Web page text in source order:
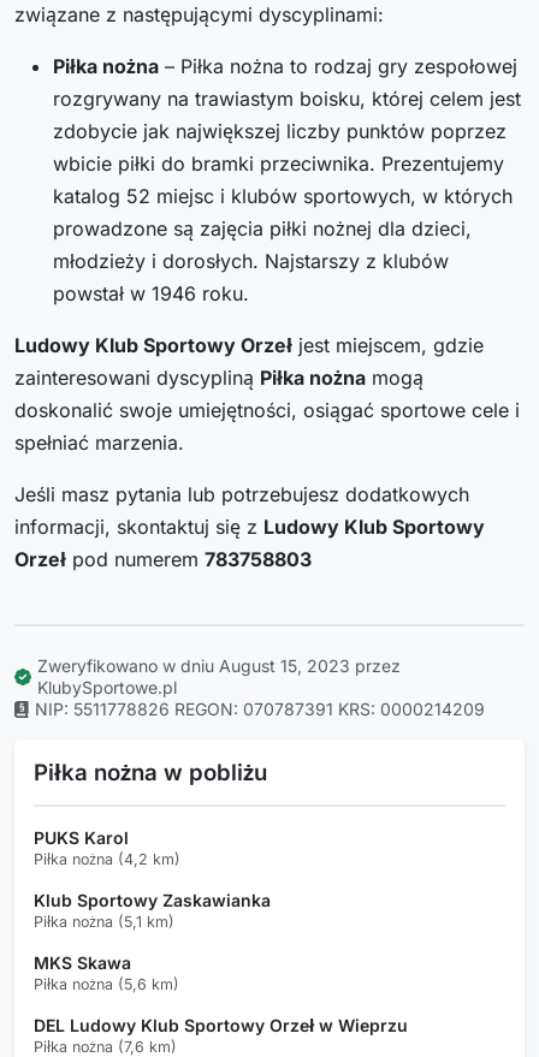
związane z następującymi dyscyplinami:
Piłka nożna – Piłka nożna to rodzaj gry zespołowej
rozgrywany na trawiastym boisku, której celem jest
zdobycie jak największej liczby punktów poprzez
wbicie piłki do bramki przeciwnika. Prezentujemy
katalog 52 miejsc i klubów sportowych, w których
prowadzone są zajęcia piłki nożnej dla dzieci,
młodzieży i dorosłych. Najstarszy z klubów
powstał w 1946 roku.
Ludowy Klub Sportowy Orzeł jest miejscem, gdzie
zainteresowani dyscypliną Piłka nożna mogą
doskonalić swoje umiejętności, osiągać sportowe cele i
spełniać marzenia.
Jeśli masz pytania lub potrzebujesz dodatkowych
informacji, skontaktuj się z Ludowy Klub Sportowy
Orzeł pod numerem 783758803
Zweryfikowano w dniu August 15, 2023 przez
KlubySportowe.pl
NIP: 5511778826 REGON: 070787391 KRS: 0000214209
Piłka nożna w pobliżu
PUKS Karol
Piłka nożna (4,2 km)
Klub Sportowy Zaskawianka
Piłka nożna (5,1 km)
MKS Skawa
Piłka nożna (5,6 km)
DEL Ludowy Klub Sportowy Orzeł w Wieprzu
Piłka nożna (7,6 km)